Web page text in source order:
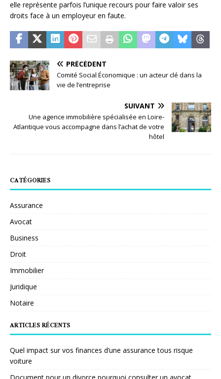
elle représente parfois l’unique recours pour faire valoir ses
droits face à un employeur en faute.
PRÉCÉDENT
Comité Social Économique : un acteur clé dans la
vie de l’entreprise
SUIVANT
Une agence immobilière spécialisée en Loire-
Atlantique vous accompagne dans l’achat de votre
hôtel
CATÉGORIES
Assurance
Avocat
Business
Droit
Immobilier
Juridique
Notaire
ARTICLES RÉCENTS
Quel impact sur vos finances d’une assurance tous risque
voiture
Document pour un divorce pourquoi consulter un avocat